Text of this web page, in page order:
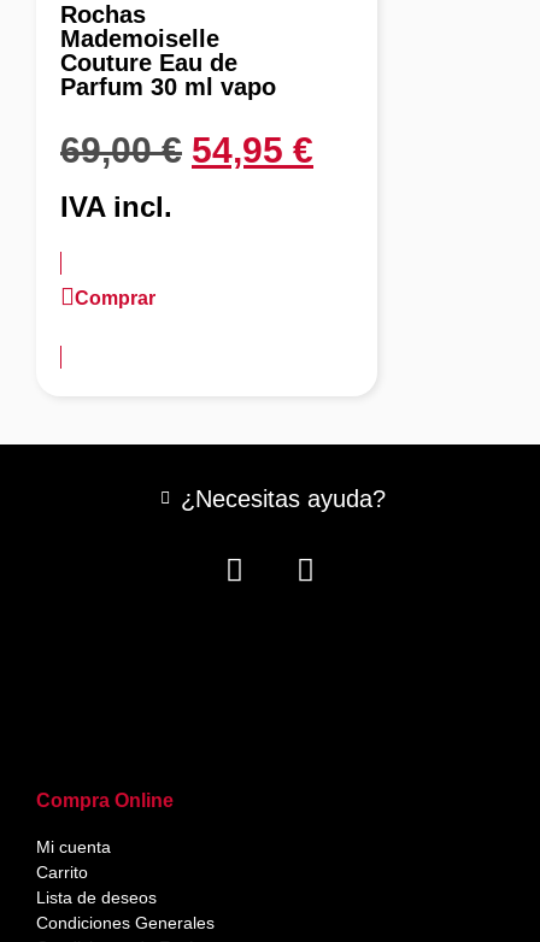
Rochas
Mademoiselle
Couture Eau de
Parfum 30 ml vapo
69,00€ 54,95 €
IVA incl.
Comprar
Compra Online
Mi cuenta
Carrito
Lista de deseos
Condiciones Generales
¿Necesitas ayuda?